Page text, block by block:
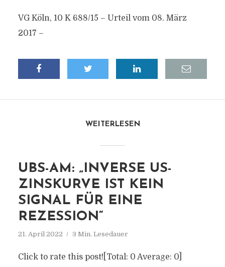
VG Köln, 10 K 688/15 – Urteil vom 08. März
2017 –
WEITERLESEN
UBS-AM: „INVERSE US-
ZINSKURVE IST KEIN
SIGNAL FÜR EINE
REZESSION“
21. April 2022 3 Min. Lesedauer
Click to rate this post![Total: 0 Average: 0]